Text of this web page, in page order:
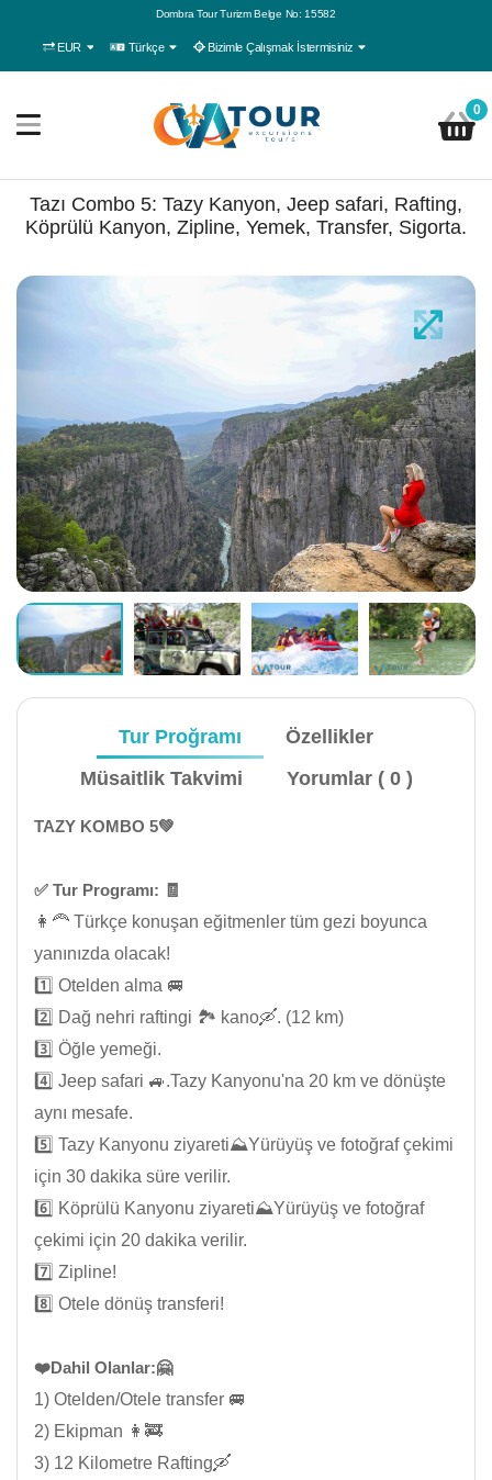
Dombra Tour Turizm Belge No: 15582
EUR Türkçe Bizimle Çalışmak İstermisiniz
0
Tazı Combo 5: Tazy Kanyon, Jeep safari, Rafting,
Köprülü Kanyon, Zipline, Yemek, Transfer, Sigorta.
Tur Proğramı
Özellikler
Müsaitlik Takvimi
Yorumlar ( 0 )
TAZY KOMBO 5💚
✅️ Tur Programı: 🧾
👩‍🦰 Türkçe konuşan eğitmenler tüm gezi boyunca
yanınızda olacak!
1️⃣ Otelden alma 🚐
2️⃣ Dağ nehri raftingi 🏞️ kano🛶. (12 km)
3️⃣ Öğle yemeği.
4️⃣ Jeep safari 🚙.Tazy Kanyonu'na 20 km ve dönüşte
aynı mesafe.
5️⃣ Tazy Kanyonu ziyareti⛰️Yürüyüş ve fotoğraf çekimi
için 30 dakika süre verilir.
6️⃣ Köprülü Kanyonu ziyareti⛰️Yürüyüş ve fotoğraf
çekimi için 20 dakika verilir.
7️⃣ Zipline!
8️⃣ Otele dönüş transferi!
❤️Dahil Olanlar:🤗
1) Otelden/Otele transfer 🚐
2) Ekipman 👩‍🚒
3) 12 Kilometre Rafting🛶